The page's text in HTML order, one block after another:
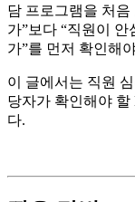
담 프로그램을 처음
가”보다 “직원이
가”를 먼저 확인해
이 글에서는 직원
당자가 확인해야 할
다.